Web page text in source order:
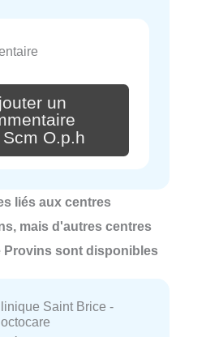
un
O.p.h
liés aux centres
mais d'autres centres
Provins sont disponibles
Saint Brice -